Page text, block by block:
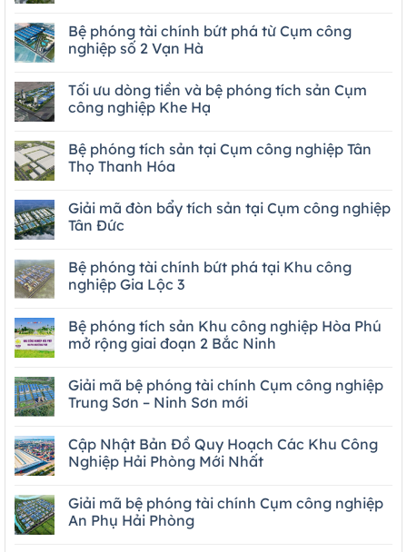
Bệ phóng tài chính bứt phá từ Cụm công
nghiệp số 2 Vạn Hà
Tối ưu dòng tiền và bệ phóng tích sản Cụm
công nghiệp Khe Hạ
Bệ phóng tích sản tại Cụm công nghiệp Tân
Thọ Thanh Hóa
Giải mã đòn bẩy tích sản tại Cụm công nghiệp
Tân Đức
Bệ phóng tài chính bứt phá tại Khu công
nghiệp Gia Lộc 3
Bệ phóng tích sản Khu công nghiệp Hòa Phú
mở rộng giai đoạn 2 Bắc Ninh
Giải mã bệ phóng tài chính Cụm công nghiệp
Trung Sơn – Ninh Sơn mới
Cập Nhật Bản Đồ Quy Hoạch Các Khu Công
Nghiệp Hải Phòng Mới Nhất
Giải mã bệ phóng tài chính Cụm công nghiệp
An Phụ Hải Phòng